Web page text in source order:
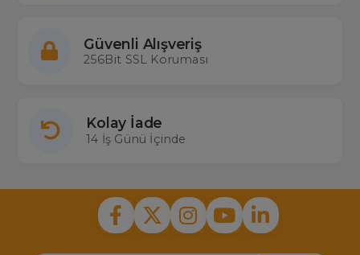
Güvenli Alışveriş
256Bit SSL Koruması
Kolay İade
14 İş Günü İçinde